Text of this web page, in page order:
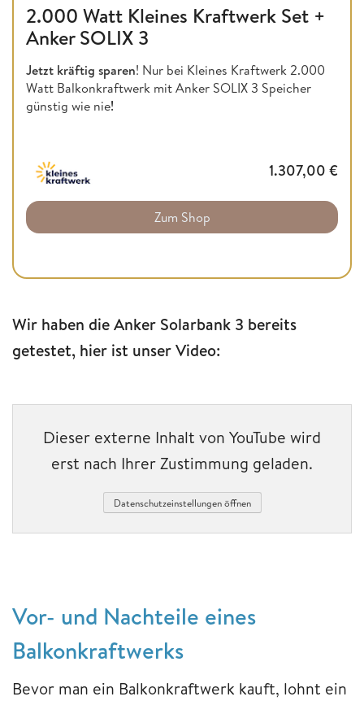
2.000 Watt Kleines Kraftwerk Set +
Anker SOLIX 3
Jetzt kräftig sparen! Nur bei Kleines Kraftwerk 2.000
Watt Balkonkraftwerk mit Anker SOLIX 3 Speicher
günstig wie nie!
1.307,00 €
Zum Shop
Wir haben die Anker Solarbank 3 bereits
getestet, hier ist unser Video:
Dieser externe Inhalt von YouTube wird
erst nach Ihrer Zustimmung geladen.
Datenschutzeinstellungen öffnen
Vor- und Nachteile eines
Balkonkraftwerks
Bevor man ein Balkonkraftwerk kauft, lohnt ein